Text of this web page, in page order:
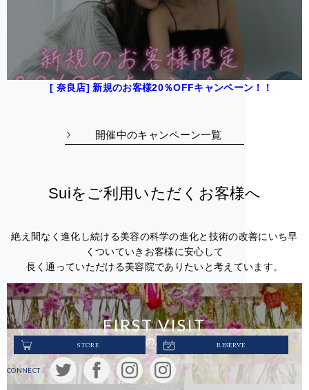
[ 奈良店] 新規のお客様20％OFFキャンペーン！！
開催中のキャンペーン一覧
Suiをご利用いただくお客様へ
絶え間なく進化し続ける美容の科学の進化と技術の改善にいち早
くついていきお客様に安心して
長く通っていただける美容院でありたいと考えています。
初めてのお客様へ
FIRST VISIT
STORE RESERVE
CONNECT